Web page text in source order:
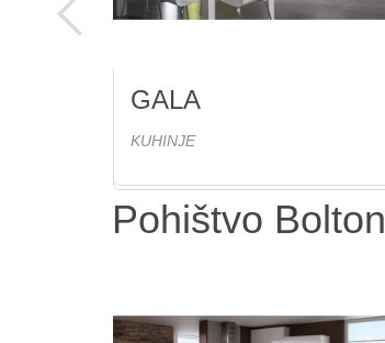
GALA
KUHINJE
Pohištvo Bolton